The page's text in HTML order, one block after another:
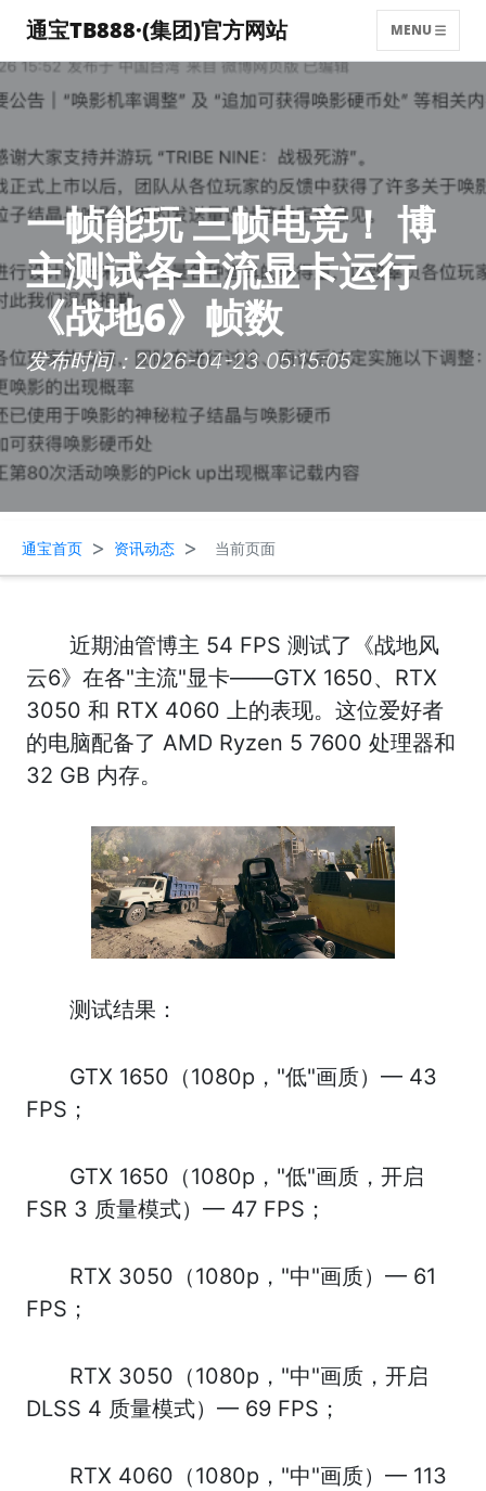
通宝TB888·(集团)官方网站 MENU
一帧能玩 三帧电竞！ 博
主测试各主流显卡运行
《战地6》帧数
发布时间：2026-04-23 05:15:05
通宝首页 > 资讯动态 > 当前页面
近期油管博主 54 FPS 测试了《战地风
云6》在各"主流"显卡——GTX 1650、RTX
3050 和 RTX 4060 上的表现。这位爱好者
的电脑配备了 AMD Ryzen 5 7600 处理器和
32 GB 内存。
测试结果：
GTX 1650（1080p，"低"画质）— 43
FPS；
GTX 1650（1080p，"低"画质，开启
FSR 3 质量模式）— 47 FPS；
RTX 3050（1080p，"中"画质）— 61
FPS；
RTX 3050（1080p，"中"画质，开启
DLSS 4 质量模式）— 69 FPS；
RTX 4060（1080p，"中"画质）— 113